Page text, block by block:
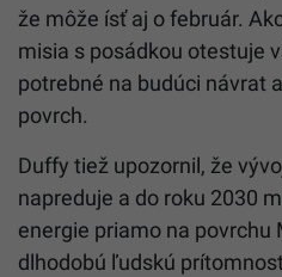
že môže ísť aj o február.
misia s posádkou otestuje
potrebné na budúci návrat
povrch.
Duffy tiež upozornil, že
napreduje a do roku 2030
energie priamo na povrchu
dlhodobú ľudskú